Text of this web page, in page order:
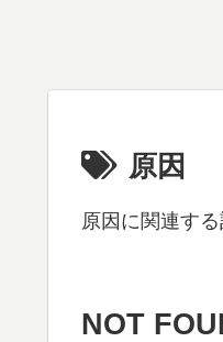
原因
原因に関連する
NOT